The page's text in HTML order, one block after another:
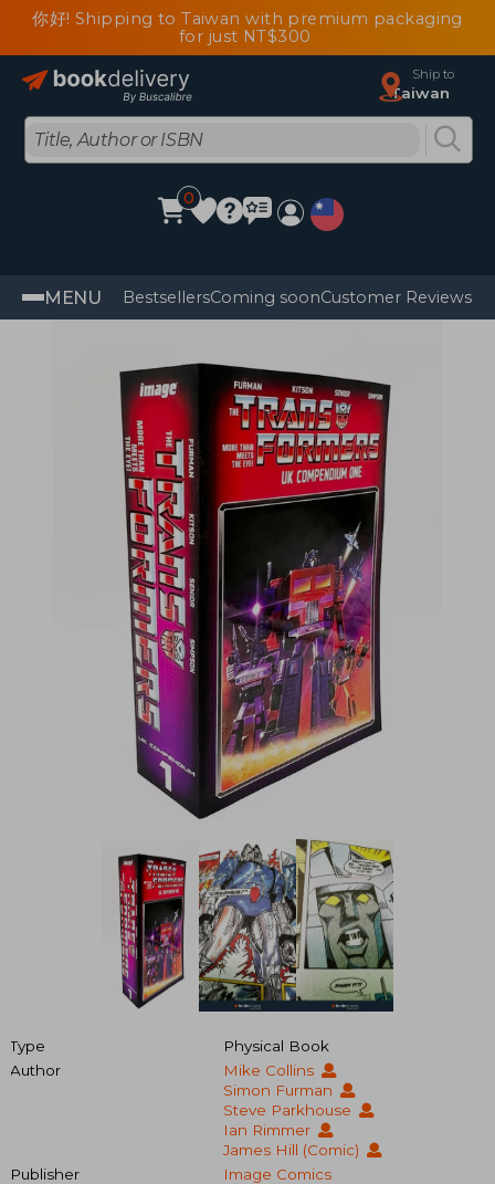
你好! Shipping to Taiwan with premium packaging
for just NT$300
Ship to
Taiwan
0
MENU BestsellersComing soonCustomer Reviews
Type
Physical Book
Author
Mike Collins
Simon Furman
Steve Parkhouse
Ian Rimmer
James Hill (comic)
Publisher
Image Comics